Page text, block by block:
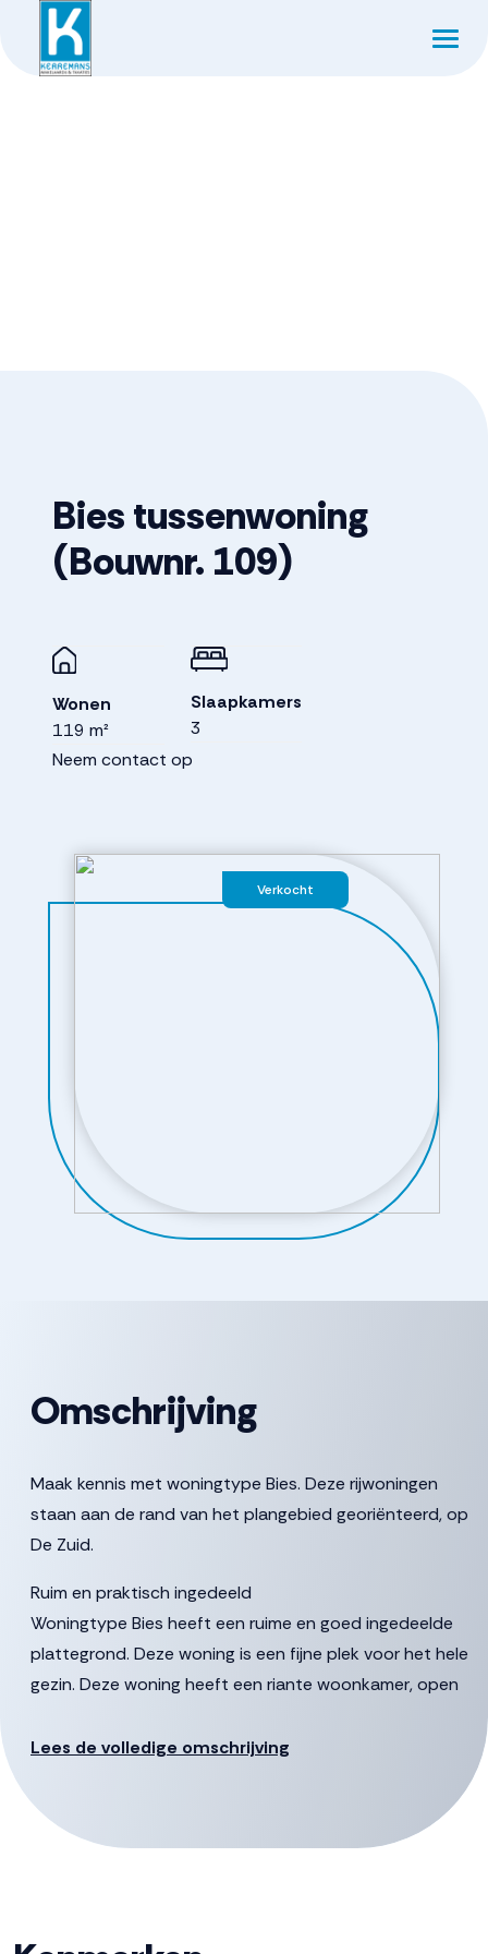
Verkocht
Bies tussenwoning
(Bouwnr. 109)
Wonen
119 m²
Slaapkamers
3
Neem contact op
Omschrijving
Maak kennis met woningtype Bies. Deze rijwoningen
staan aan de rand van het plangebied georiënteerd, op
De Zuid.
Ruim en praktisch ingedeeld
Woningtype Bies heeft een ruime en goed ingedeelde
plattegrond. Deze woning is een fijne plek voor het hele
gezin. Deze woning heeft een riante woonkamer, open
naar eigen smaak in te richten. Nog meer ruimte nodig?
Eerste en tweede verdieping
Op de eerste verdieping zijn drie ruime slaapkamers,
uiteraard aan te passen naar jouw smaak en wensen.
Lees de volledige omschrijving